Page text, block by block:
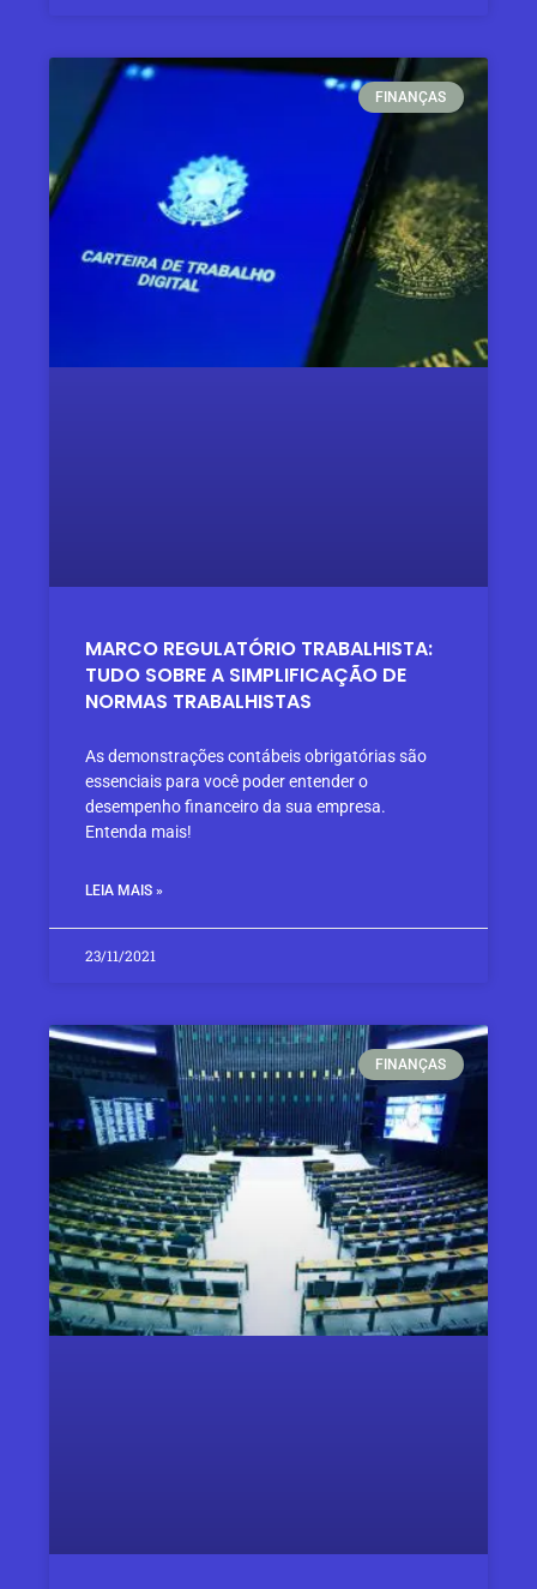
FINANÇAS​
MARCO REGULATÓRIO TRABALHISTA:
TUDO SOBRE A SIMPLIFICAÇÃO DE
NORMAS TRABALHISTAS
As demonstrações contábeis obrigatórias são
essenciais para você poder entender o
desempenho financeiro da sua empresa.
Entenda mais!
LEIA MAIS »
23/11/2021
FINANÇAS​